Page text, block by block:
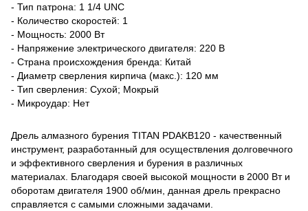
- Тип патрона: 1 1/4 UNC
- Количество скоростей: 1
- Мощность: 2000 Вт
- Напряжение электрического двигателя: 220 В
- Страна происхождения бренда: Китай
- Диаметр сверления кирпича (макс.): 120 мм
- Тип сверления: Сухой; Мокрый
- Микроудар: Нет
Дрель алмазного бурения TITAN PDAKB120 - качественный
инструмент, разработанный для осуществления долговечного
и эффективного сверления и бурения в различных
материалах. Благодаря своей высокой мощности в 2000 Вт и
оборотам двигателя 1900 об/мин, данная дрель прекрасно
справляется с самыми сложными задачами.